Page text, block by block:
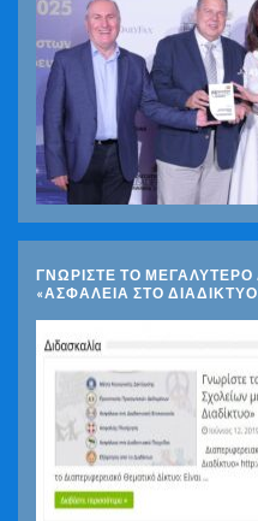
ΓΝΩΡΊΣΤΕ ΤΟ
«ΑΣΦΆΛΕΙΑ ΣΤΟ